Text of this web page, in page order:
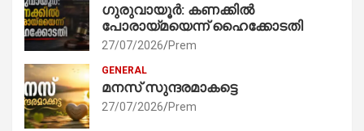
ഗുരുവായൂർ: കണക്കിൽ
പോരായ്മയെന്ന് ഹൈക്കോടതി
27/07/2026 Prem
GENERAL
മനസ് സുന്ദരമാകട്ടെ
27/07/2026 Prem